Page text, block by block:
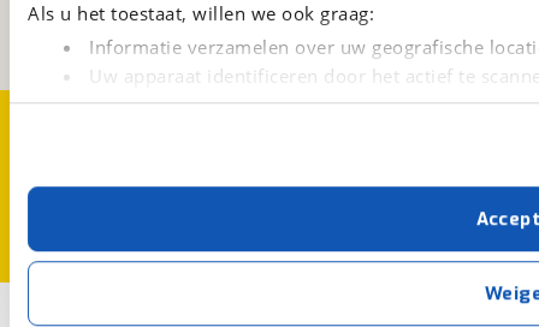
Als u het toestaat, willen we ook graag:
Informatie verzamelen over uw geografische
Uw apparaat identificeren door het actief te
Lees meer over hoe uw persoonlijke gegevens worden
Met cookies en vergelijkbare technieken zorgen we
cookies zorgen ervoor dat de website goed werkt.
verbeteren. We tonen je graag relevante advertenties
buiten onze website volgt – uiteraard op
. Als je weigert, plaatsen we alleen
Opslaan
Een initiatief van
BOVAG